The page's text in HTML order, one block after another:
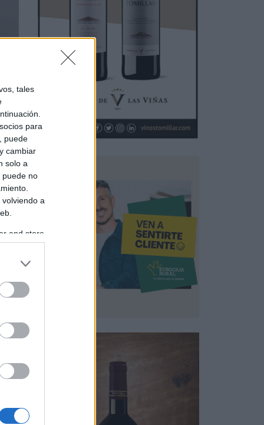
tales
para
puede
cambiar
solo a
puede no
a
and store
grant or